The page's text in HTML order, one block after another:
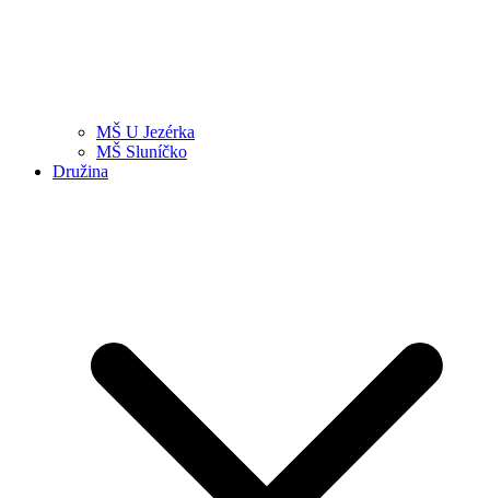
MŠ U Jezérka
MŠ Sluníčko
Družina